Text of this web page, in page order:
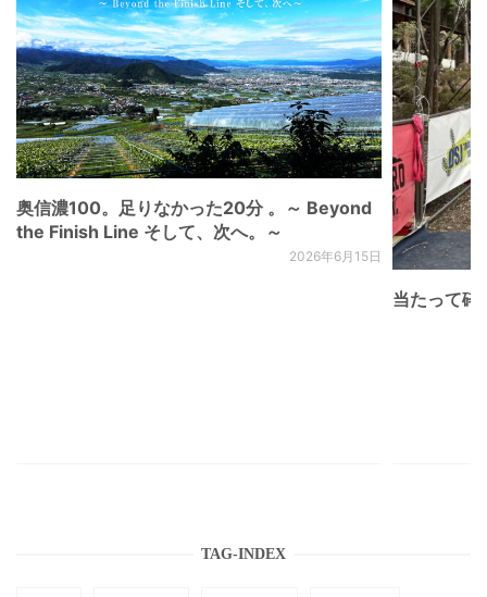
奥信濃100。足りなかった20分 。～ Beyond
the Finish Line そして、次へ。～
2026年6月15日
当たって砕
TAG-INDEX